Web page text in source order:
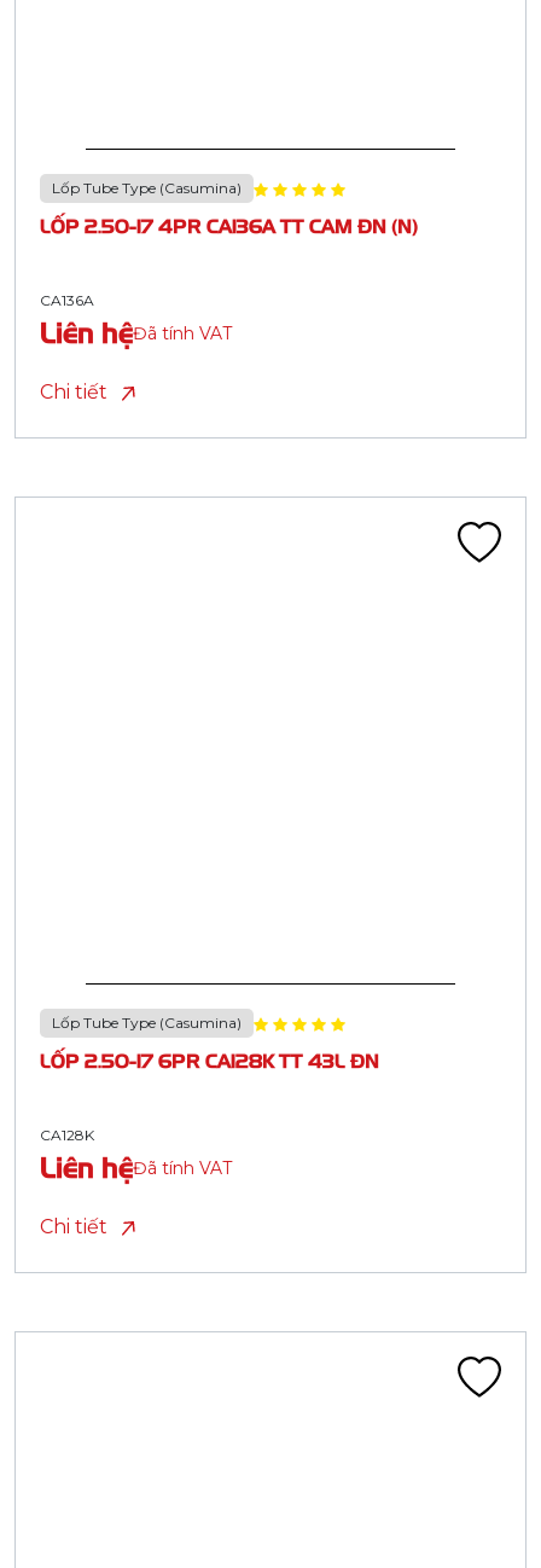
Lốp Tube Type (Casumina)
LỐP 2.50-17 4PR CA136A TT CAM ĐN (N)
CA136A
Liên hệĐã tính VAT
Chi tiết
Lốp Tube Type (Casumina)
LỐP 2.50-17 6PR CA128K TT 43L ĐN
CA128K
Liên hệĐã tính VAT
Chi tiết